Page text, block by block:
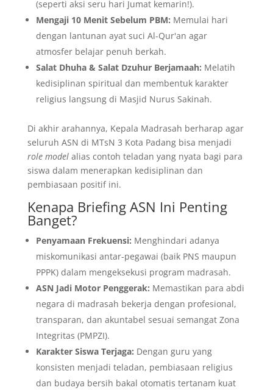
(seperti aksi seru hari Jumat kemarin!).
Mengaji 10 Menit Sebelum PBM: Memulai hari
dengan lantunan ayat suci Al-Qur'an agar
atmosfer belajar penuh berkah.
Salat Dhuha & Salat Dzuhur Berjamaah: Melatih
kedisiplinan spiritual dan membentuk karakter
religius langsung di Masjid Nurus Sakinah.
​Di akhir arahannya, Kepala Madrasah berharap agar
seluruh ASN di MTsN 3 Kota Padang bisa menjadi
role modelalias contoh teladan yang nyata bagi para
siswa dalam menerapkan kedisiplinan dan
pembiasaan positif ini.
​Kenapa Briefing ASN Ini Penting
Banget?
Penyamaan Frekuensi: Menghindari adanya
miskomunikasi antar-pegawai (baik PNS maupun
PPPK) dalam mengeksekusi program madrasah.
ASN Jadi Motor Penggerak: Memastikan para abdi
negara di madrasah bekerja dengan profesional,
transparan, dan akuntabel sesuai semangat Zona
Integritas (PMPZI).
Karakter Siswa Terjaga: Dengan guru yang
konsisten menjadi teladan, pembiasaan religius
dan budaya bersih bakal otomatis tertanam kuat